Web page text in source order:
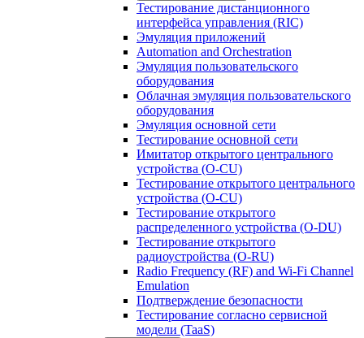
Тестирование дистанционного
интерфейса управления (RIC)
Эмуляция приложений
Automation and Orchestration
Эмуляция пользовательского
оборудования
Облачная эмуляция пользовательского
оборудования
Эмуляция основной сети
Тестирование основной сети
Имитатор открытого центрального
устройства (O-CU)
Тестирование открытого центрального
устройства (O-CU)
Тестирование открытого
распределенного устройства (O-DU)
Тестирование открытого
радиоустройства (O-RU)
Radio Frequency (RF) and Wi-Fi Channel
Emulation
Подтверждение безопасности
Тестирование согласно сервисной
модели (TaaS)